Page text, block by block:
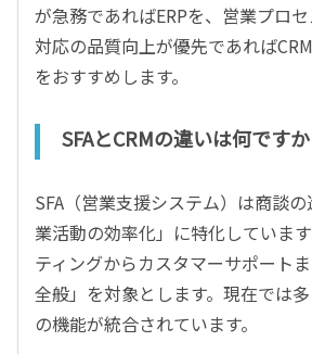
が急務であればERPを、営業プロ
対応の品質向上が優先であれば
をおすすめします。
SFAとCRMの違いは何です
SFA（営業支援システム）は商談
業活動の効率化」に特化していま
ティングからカスタマーサポート
全般」を対象とします。現在では
の機能が統合されています。